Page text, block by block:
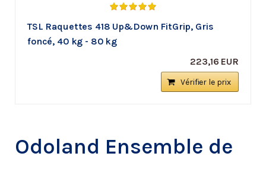
TSL Raquettes 418 Up&Down FitGrip, Gris
foncé, 40 kg - 80 kg
223,16 EUR
Vérifier le prix
Odoland Ensemble de